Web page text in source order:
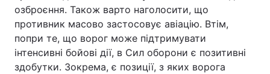
озброєння. Також варто наголосити, що
противник масово застосовує авіацію. Втім,
попри те, що ворог може підтримувати
інтенсивні бойові дії, в Сил оборони є позитивні
здобутки. Зокрема, є позиції, з яких ворога